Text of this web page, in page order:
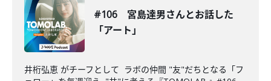
#106 宮島達男さんとお話した
「アート」
井桁弘恵 がチーフとして ラボの仲間 "友"だちとなる「フ